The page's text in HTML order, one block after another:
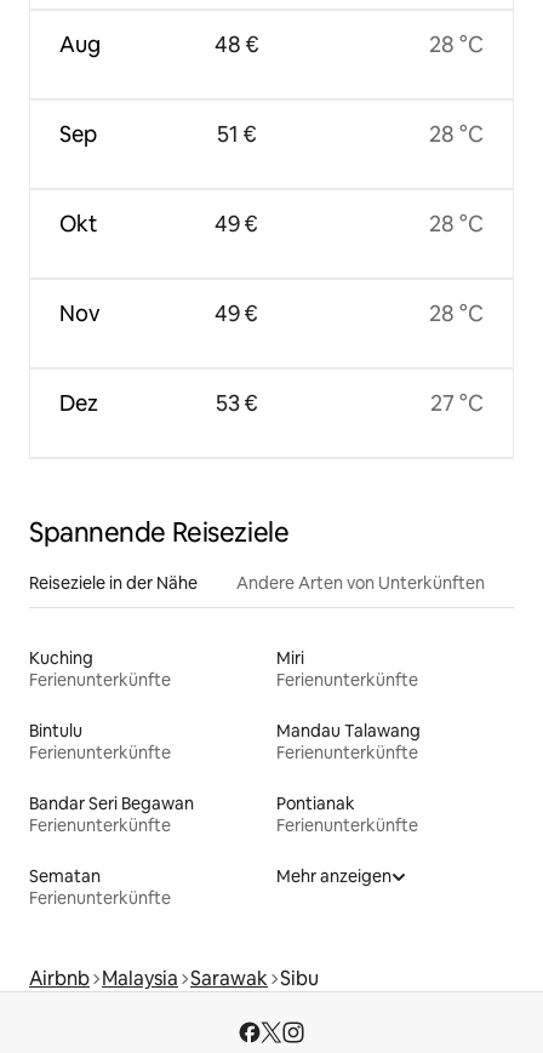
Aug
Sep
Okt
Nov
Dez
48 €
51 €
49 €
49 €
53 €
28 °C
28 °C
28 °C
28 °C
27 °C
Spannende Reiseziele
Reiseziele in der Nähe Andere Arten von Unterkünften
Kuching
Ferienunterkünfte
Miri
Ferienunterkünfte
Bintulu
Ferienunterkünfte
Mandau Talawang
Ferienunterkünfte
Bandar Seri Begawan
Ferienunterkünfte
Pontianak
Ferienunterkünfte
Sematan
Ferienunterkünfte
Mehr anzeigen
Airbnb Malaysia Sarawak Sibu